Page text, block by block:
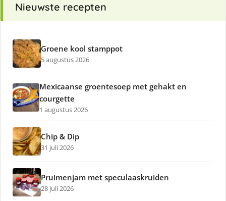
Nieuwste recepten
Groene kool stamppot
5 augustus 2026
Mexicaanse groentesoep met gehakt en
courgette
1 augustus 2026
Chip & Dip
31 juli 2026
Pruimenjam met speculaaskruiden
28 juli 2026